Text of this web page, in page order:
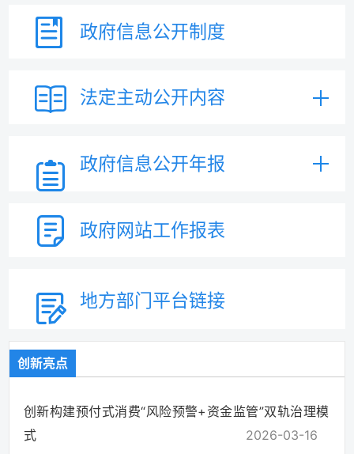
政府信息公开制度
法定主动公开内容
政府信息公开年报
政府网站工作报表
地方部门平台链接
创新亮点
创新构建预付式消费“风险预警+资金监管”双轨治理模
式
2026-03-16